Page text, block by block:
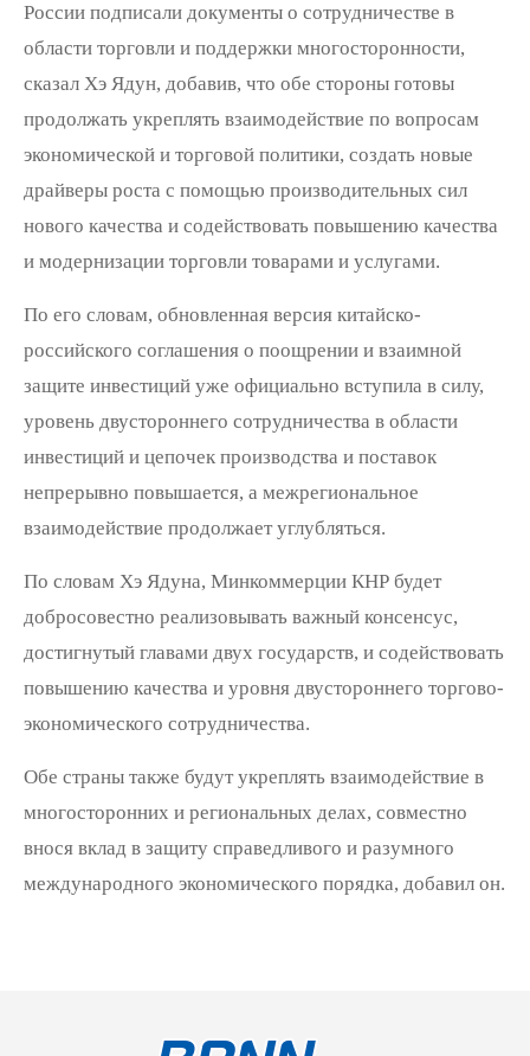
России подписали документы о сотрудничестве в
области торговли и поддержки многосторонности,
сказал Хэ Ядун, добавив, что обе стороны готовы
продолжать укреплять взаимодействие по вопросам
экономической и торговой политики, создать новые
драйверы роста с помощью производительных сил
нового качества и содействовать повышению качества
и модернизации торговли товарами и услугами.
По его словам, обновленная версия китайско-
российского соглашения о поощрении и взаимной
защите инвестиций уже официально вступила в силу,
уровень двустороннего сотрудничества в области
инвестиций и цепочек производства и поставок
непрерывно повышается, а межрегиональное
взаимодействие продолжает углубляться.
По словам Хэ Ядуна, Минкоммерции КНР будет
добросовестно реализовывать важный консенсус,
достигнутый главами двух государств, и содействовать
повышению качества и уровня двустороннего торгово-
экономического сотрудничества.
Обе страны также будут укреплять взаимодействие в
многосторонних и региональных делах, совместно
внося вклад в защиту справедливого и разумного
международного экономического порядка, добавил он.